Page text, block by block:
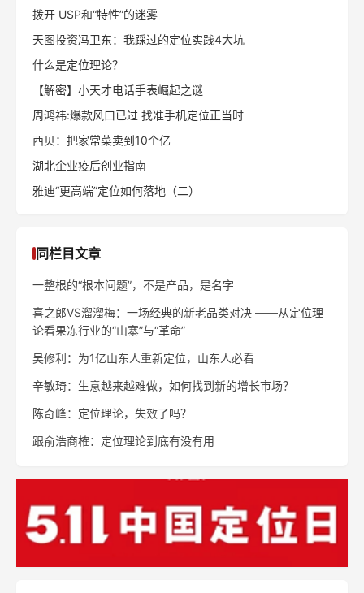
拨开 USP和“特性”的迷雾
天图投资冯卫东：我踩过的定位实践4大坑
什么是定位理论？
【解密】小天才电话手表崛起之谜
周鸿祎:爆款风口已过 找准手机定位正当时
西贝：把家常菜卖到10个亿
湖北企业疫后创业指南
雅迪“更高端”定位如何落地（二）
同栏目文章
一整根的“根本问题”，不是产品，是名字
喜之郎VS溜溜梅：一场经典的新老品类对决 ——从定位理
论看果冻行业的“山寨”与“革命”
吴修利：为1亿山东人重新定位，山东人必看
辛敏琦：生意越来越难做，如何找到新的增长市场？
陈奇峰：定位理论，失效了吗？
跟俞浩商榷：定位理论到底有没有用